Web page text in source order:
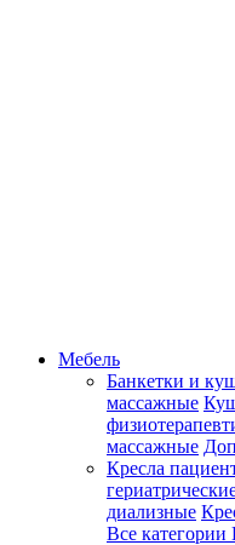
Мебель
Банкетки и
массажные
массажные
Кресла
диализные
Все категории